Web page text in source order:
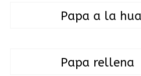
Papa a la
Papa rellena